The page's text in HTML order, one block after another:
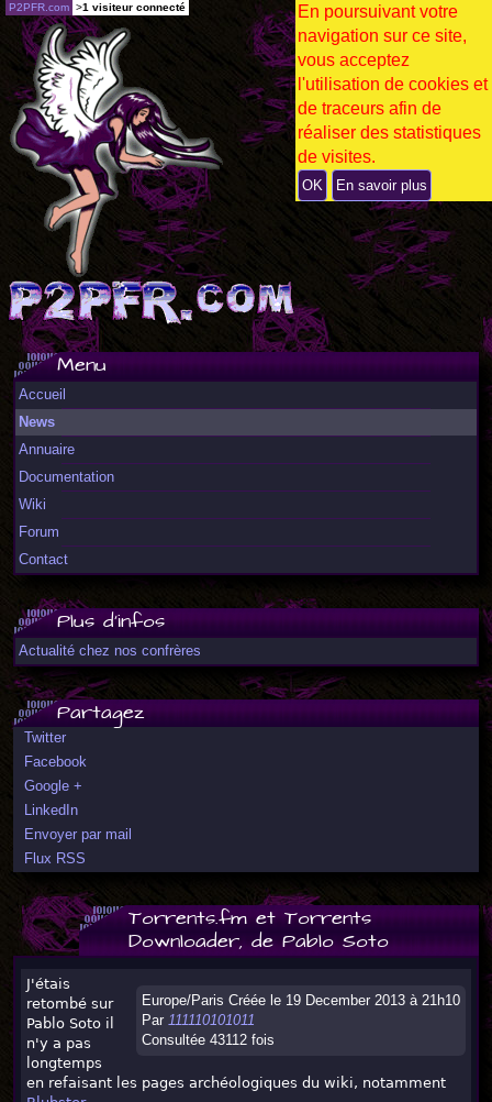
Menu
Accueil
News
Annuaire
Documentation
Wiki
Forum
Contact
Plus d'infos
Actualité chez nos confrères
Partagez
Twitter
Facebook
Google +
LinkedIn
Envoyer par mail
Flux RSS
Torrents.fm et Torrents
Downloader, de Pablo Soto
Europe/Paris Créée le 19 December 2013 à 21h10
Par 111110101011
Consultée 43112 fois
J'étais
retombé sur
Pablo Soto il
n'y a pas
longtemps
en refaisant les pages archéologiques du wiki, notamment
P2PFR.com >1 visiteur connecté
En poursuivant votre
navigation sur ce site,
vous acceptez
l'utilisation de cookies et
de traceurs afin de
réaliser des statistiques
de visites.
OK En savoir plus